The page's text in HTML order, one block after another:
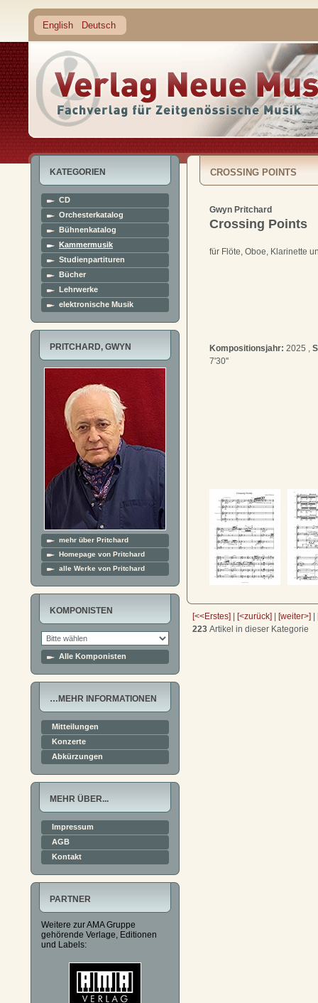
English Deutsch
KATEGORIEN
CD
Orchesterkatalog
Bühnenkatalog
Kammermusik
Studienpartituren
Bücher
Lehrwerke
elektronische Musik
PRITCHARD, GWYN
mehr über Pritchard
Homepage von Pritchard
alle Werke von Pritchard
KOMPONISTEN
Alle Komponisten
…MEHR INFORMATIONEN
Mitteilungen
Konzerte
Abkürzungen
MEHR ÜBER...
Impressum
AGB
Kontakt
PARTNER
Weitere zur AMA Gruppe
gehörende Verlage, Editionen
und Labels:
CROSSING POINTS
Gwyn Pritchard
Crossing Points
für Flöte, Oboe, Klarinette
Kompositionsjahr: 2025 ,
7'30''
[<<Erstes] | [<zurück] | [weiter>] |
223 Artikel in dieser Kategorie